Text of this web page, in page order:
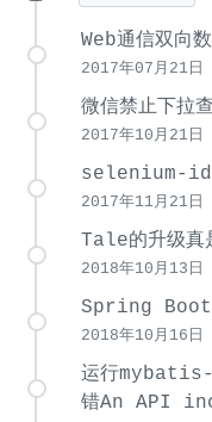
Web通信双向
2017年07月21日
微信禁止下拉
2017年10月21日
selenium-
2017年11月21日
Tale的升级真
2018年10月13日
Spring Boot
2018年10月16日
运行
错An API